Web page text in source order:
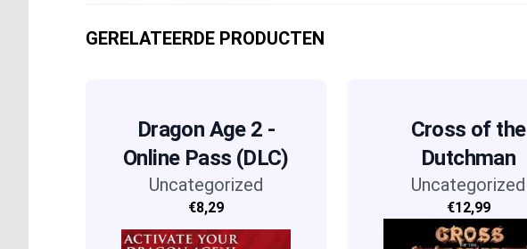
GERELATEERDE PRODUCTEN
Dragon Age 2 -
Online Pass (DLC)
Uncategorized
€8,29
Cross of the
Dutchman
Uncategorized
€12,99